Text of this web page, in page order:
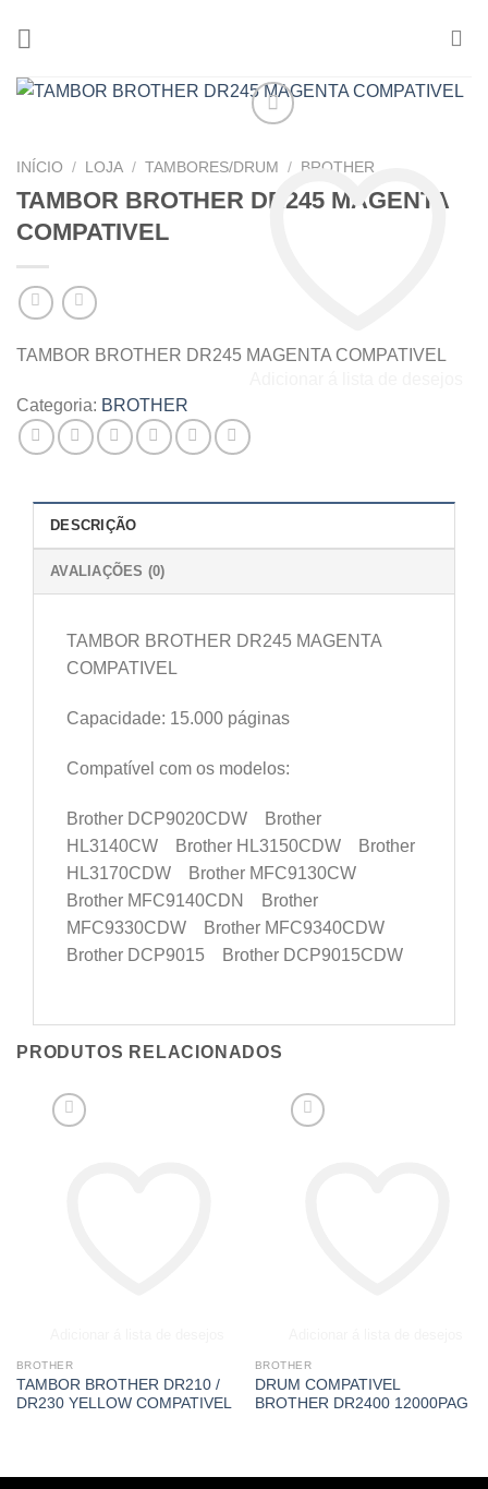
INÍCIO / LOJA / TAMBORES/DRUM / BROTHER
TAMBOR BROTHER DR245 MAGENTA
COMPATIVEL
TAMBOR BROTHER DR245 MAGENTA COMPATIVEL
Categoria: BROTHER
DESCRIÇÃO
AVALIAÇÕES (0)
TAMBOR BROTHER DR245 MAGENTA
COMPATIVEL
Capacidade: 15.000 páginas
Compatível com os modelos:
Brother DCP9020CDW Brother
HL3140CW Brother HL3150CDW Brother
HL3170CDW Brother MFC9130CW
Brother MFC9140CDN Brother
MFC9330CDW Brother MFC9340CDW
Brother DCP9015 Brother DCP9015CDW
PRODUTOS RELACIONADOS
BROTHER
TAMBOR BROTHER DR210 /
DR230 YELLOW COMPATIVEL
BROTHER
DRUM COMPATIVEL
BROTHER DR2400 12000PAG